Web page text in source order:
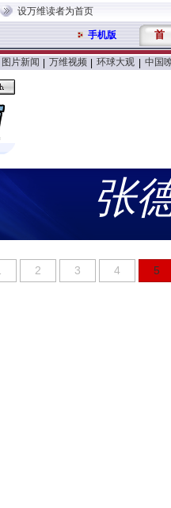
设万维读者为首页
手机版 首
图片新闻 万维视频 环球大观 中国
张
2 3 4 5